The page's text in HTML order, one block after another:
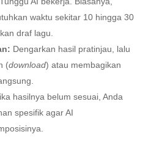
waktu sekitar 10 hingga 30
draf lagu.
Dengarkan hasil pratinjau, lalu
(download) atau membagikan
hasilnya belum sesuai, Anda
spesifik agar AI